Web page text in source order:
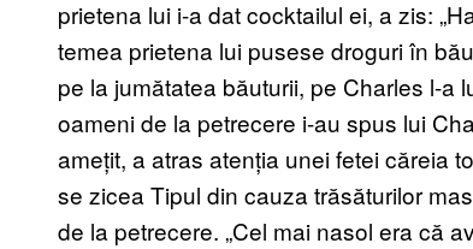
prietena lui i-a dat cocktailul ei, a zis:
temea prietena lui pusese droguri în
pe la jumătatea băuturii, pe Charles l-a
oameni de la petrecere i-au spus lui
amețit, a atras atenția unei fetei căreia
se zicea Tipul din cauza trăsăturilor
de la petrecere. „Cel mai nasol era că